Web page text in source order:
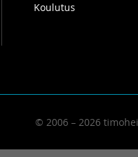
Koulutus
© 2006 – 2026